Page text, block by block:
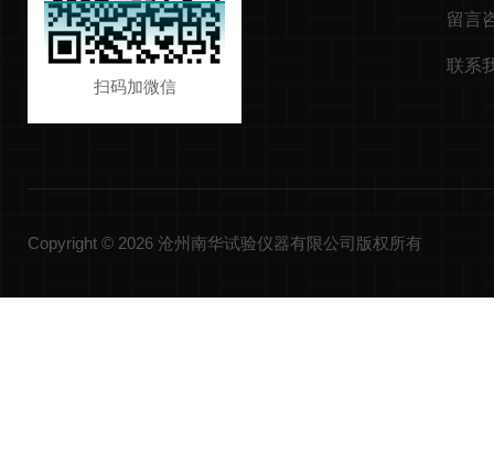
扫码加微信
留言
联系
Copyright © 2026 沧州南华试验仪器有限公司版权所有